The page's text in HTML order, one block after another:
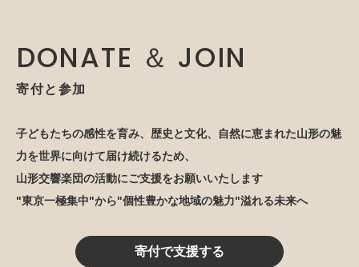
DONATE ＆ JOIN
寄付と参加
子どもたちの感性を育み、歴史と文化、自然に恵まれた山形の魅
力を世界に向けて届け続けるため、
山形交響楽団の活動にご支援をお願いいたします
"東京一極集中"から"個性豊かな地域の魅力"溢れる未来へ
寄付で支援する